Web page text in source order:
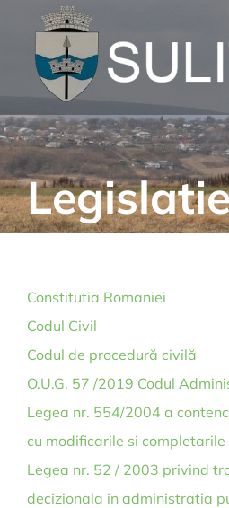
content
Constitutia Romaniei
Codul Civil
Codul de procedură civilă
O.U.G. 57 /2019 Codul
Legea nr. 554/2004 a
cu modificarile si
Legea nr. 52 / 2003 privind
decizionala in administratia